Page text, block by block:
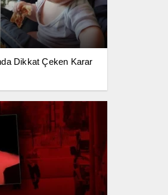
Dikkat Çeken Karar